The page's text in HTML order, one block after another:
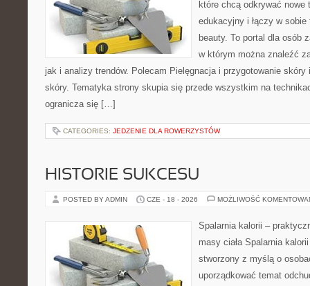
które chcą odkrywać nowe
edukacyjny i łączy w
beauty. To portal dla osób
w którym można znaleźć
jak i analizy trendów. Polecam Pielęgnacja i przygotowanie
skóry. Tematyka strony skupia się przede wszystkim na
ogranicza się […]
CATEGORIES: JEDZENIE DLA ROWERZYSTÓW
HISTORIE SUKCESU
POSTED BY ADMIN CZE - 18 - 2026 MOŻLIWOŚĆ
Spalarnia kalorii –
masy ciała Spalarnia
stworzony z myślą o
uporządkować temat